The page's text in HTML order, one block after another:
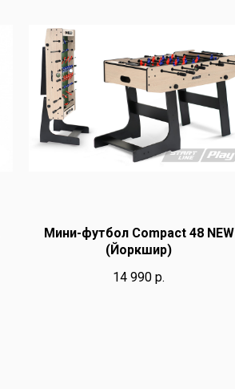
Мини-футбол Compact 48 NEW
(Йоркшир)
14 990 р.